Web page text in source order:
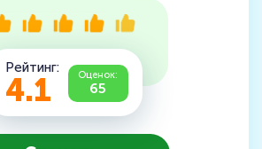
Рейтинг:
4.1 Оценок:
65